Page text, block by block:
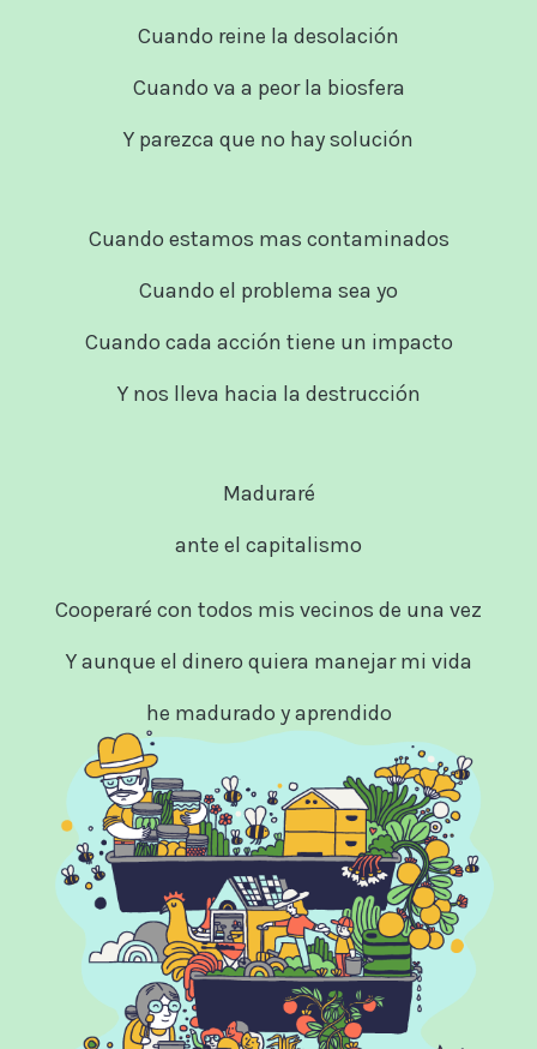
Cuando reine la desolación
Cuando va a peor la biosfera
Y parezca que no hay solución
Cuando estamos mas contaminados
Cuando el problema sea yo
Cuando cada acción tiene un impacto
Y nos lleva hacia la destrucción
Maduraré
ante el capitalismo
Cooperaré con todos mis vecinos de una vez
Y aunque el dinero quiera manejar mi vida
he madurado y aprendido